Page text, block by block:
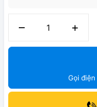
– +
Gọi